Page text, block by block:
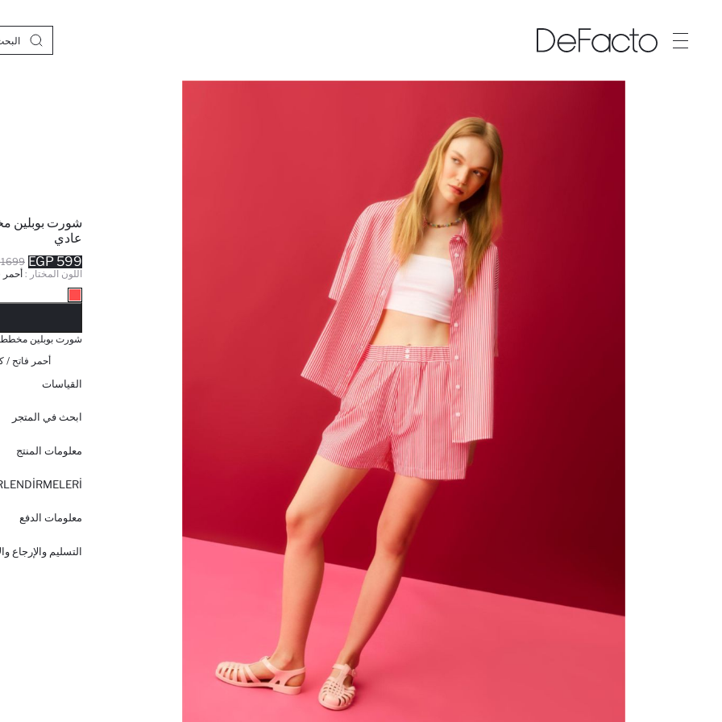
شورت بوبلين
عادي
1699 EGP 599 EGP
اللون المختار : أحمر
شورت بوبلين
أحمر فاتح /
القياسات
ابحث في المتجر
معلومات المنتج
معلومات الدفع
التسليم والإرجاع